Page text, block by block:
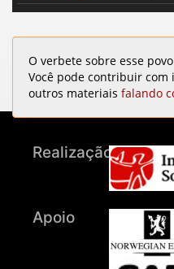
O verbete sobre esse
Você pode contribuir com
outros materiais falando